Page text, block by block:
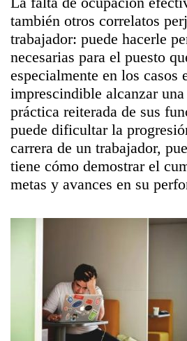
también otros correlatos
trabajador: puede hacerle
necesarias para el puesto
especialmente en los casos
imprescindible alcanzar
práctica reiterada de sus
puede dificultar la
carrera de un trabajador,
tiene cómo demostrar el
metas y avances en su